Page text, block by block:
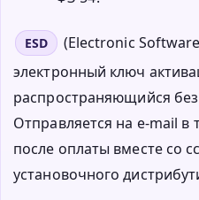
ESD
(Electronic
электронный ключ
распространяющийся
Отправляется на e-mail
после оплаты вместе со
установочного